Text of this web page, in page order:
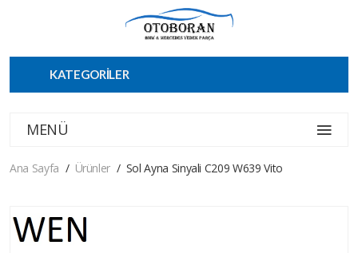
KATEGORİLER
MENÜ
Ana Sayfa Ürünler Sol Ayna Sinyali C209 W639 Vito